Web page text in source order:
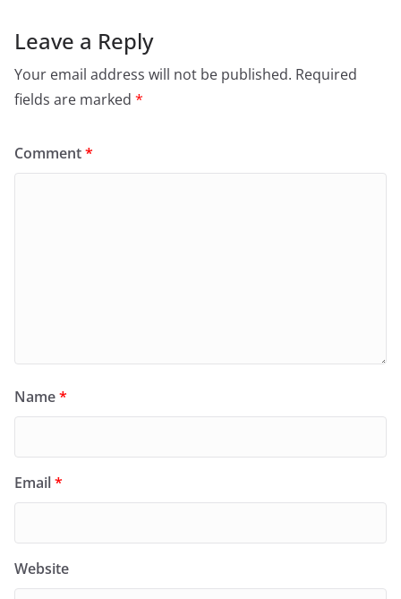
Leave a Reply
Your email address will not be published. Required
fields are marked *
Comment*
Name*
Email*
Website